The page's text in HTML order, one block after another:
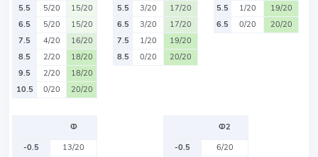
5.5
5/20
15/20
6.5
5/20
15/20
7.5
4/20
16/20
8.5
2/20
18/20
9.5
2/20
18/20
10.5
0/20 20/20
5.5
3/20
17/20
6.5
3/20
17/20
7.5
1/20
19/20
8.5
0/20 20/20
5.5
1/20
19/20
6.5
0/20 20/20
Ф
-0.5
13/20
Ф2
-0.5
6/20